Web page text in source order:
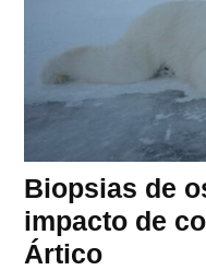
Biopsias de
impacto de
Ártico